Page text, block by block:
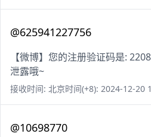
@625941227756
【微博】您的注册验证码是:
泄露哦~
接收时间: 北京时间(+8): 2024-12-20
@10698770